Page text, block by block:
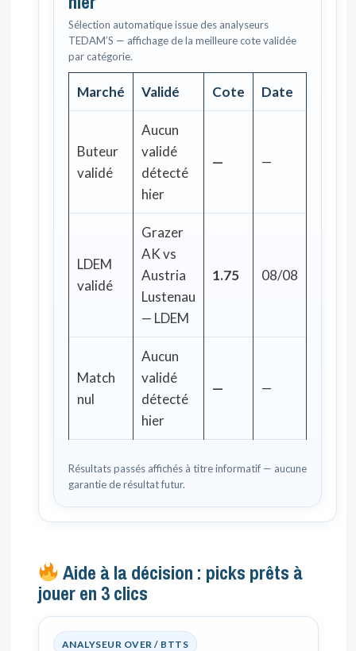
Sélection automatique issue des analyseurs
TEDAM’S — affichage de la meilleure cote validée
par catégorie.
Marché Validé Cote Date
Buteur
validé
Aucun
validé
détecté
hier
— —
LDEM
validé
Grazer
AK vs
Austria
Lustenau
— LDEM
1.75 08/08
Match
nul
Aucun
validé
détecté
hier
— —
Résultats passés affichés à titre informatif — aucune
garantie de résultat futur.
Aide à la décision : picks prêts à
jouer en 3 clics
ANALYSEUR OVER / BTTS